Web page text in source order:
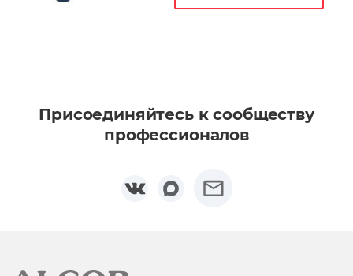
Присоединяйтесь к сообществу
профессионалов